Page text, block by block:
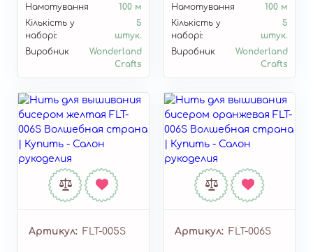
Намотування
100 м
Кількість у
наборі:
5
штук.
Виробник
Wonderland
Crafts
Намотування
100 м
Кількість у
наборі:
5
штук.
Виробник
Wonderland
Crafts
Артикул FLT-005S Артикул FLT-006S